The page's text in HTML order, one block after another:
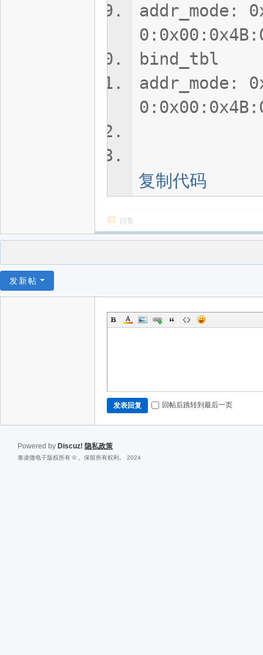
addr_mode:
bind_tbl
addr_mode:
复制代码
回复
发新帖
发表回复 回帖后跳转到最后一页
Powered by Discuz! 隐私政策
泰凌微电子版权所有 © 。保留所有权利。 2024